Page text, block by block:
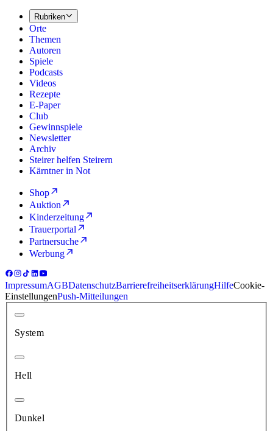
Rubriken
Orte
Themen
Autoren
Spiele
Podcasts
Videos
Rezepte
E-Paper
Club
Gewinnspiele
Newsletter
Archiv
Steirer helfen Steirern
Kärntner in Not
Shop
Auktion
Kinderzeitung
Trauerportal
Partnersuche
Werbung
ImpressumAGBDatenschutzBarrierefreiheitserklärungHilfeCookie-
EinstellungenPush-Mitteilungen
System
Hell
Dunkel